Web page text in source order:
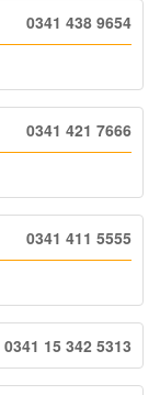
0341 438 9654
0341 421 7666
0341 411 5555
0341 15 342 5313